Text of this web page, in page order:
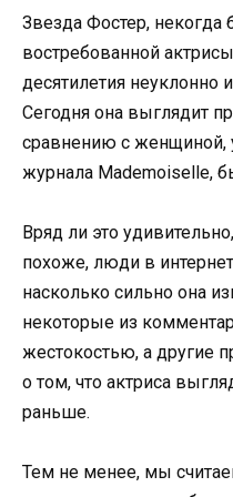
Звезда Фостер, некогда
востребованной
десятилетия неуклонно
Сегодня она выглядит
сравнению с женщиной,
журнала Mademoiselle,
Вряд ли это
похоже, люди в
насколько сильно она
некоторые из
жестокостью, а другие
о том, что актриса
раньше.
Тем не менее, мы